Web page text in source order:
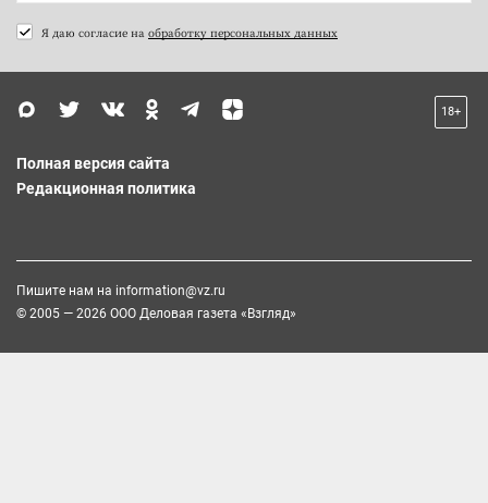
Я даю согласие на обработку персональных данных
18+
Полная версия сайта
Редакционная политика
Пишите нам на information@vz.ru
© 2005 — 2026 ООО Деловая газета «Взгляд»